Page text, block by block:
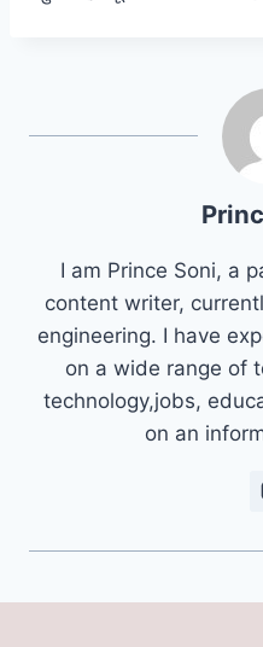
I am Prince Soni, a
content writer,
engineering. I have
on a wide range of
technology,jobs,
on an